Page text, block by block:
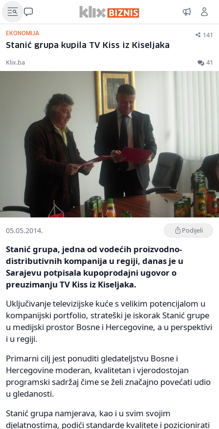
EKONOMIJA 141
Stanić grupa kupila TV Kiss iz Kiseljaka
Klix.ba 41
05.05.2014. Podijeli
Stanić grupa, jedna od vodećih proizvodno-
distributivnih kompanija u regiji, danas je u
Sarajevu potpisala kupoprodajni ugovor o
preuzimanju TV Kiss iz Kiseljaka.
Uključivanje televizijske kuće s velikim potencijalom u
kompanijski portfolio, strateški je iskorak Stanić grupe
u medijski prostor Bosne i Hercegovine, a u perspektivi
i u regiji.
Primarni cilj jest ponuditi gledateljstvu Bosne i
Hercegovine moderan, kvalitetan i vjerodostojan
programski sadržaj čime se želi značajno povećati udio
u gledanosti.
Stanić grupa namjerava, kao i u svim svojim
djelatnostima, podići standarde kvalitete i pozicionirati